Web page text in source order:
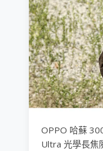
OPPO 哈蘇
Ultra 光學長焦